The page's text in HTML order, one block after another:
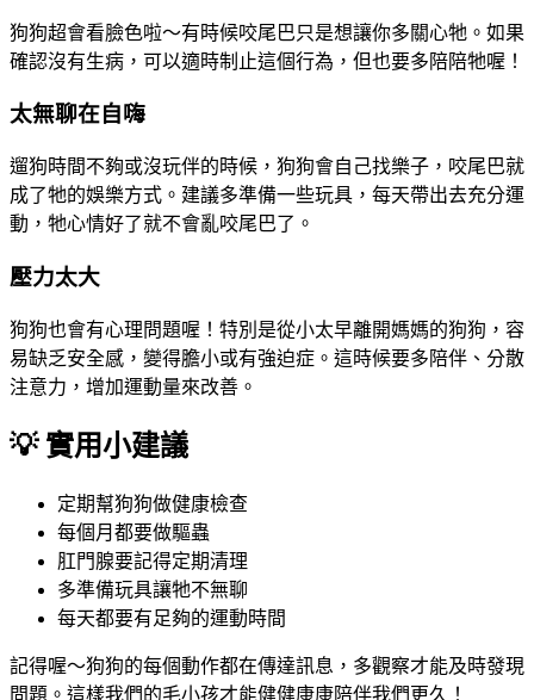
狗狗超會看臉色啦～有時候咬尾巴只是想讓你多關心牠。如果
確認沒有生病，可以適時制止這個行為，但也要多陪陪牠喔！
太無聊在自嗨
遛狗時間不夠或沒玩伴的時候，狗狗會自己找樂子，咬尾巴就
成了牠的娛樂方式。建議多準備一些玩具，每天帶出去充分運
動，牠心情好了就不會亂咬尾巴了。
壓力太大
狗狗也會有心理問題喔！特別是從小太早離開媽媽的狗狗，容
易缺乏安全感，變得膽小或有強迫症。這時候要多陪伴、分散
注意力，增加運動量來改善。
💡 實用小建議
定期幫狗狗做健康檢查
每個月都要做驅蟲
肛門腺要記得定期清理
多準備玩具讓牠不無聊
每天都要有足夠的運動時間
記得喔～狗狗的每個動作都在傳達訊息，多觀察才能及時發現
問題。這樣我們的毛小孩才能健健康康陪伴我們更久！